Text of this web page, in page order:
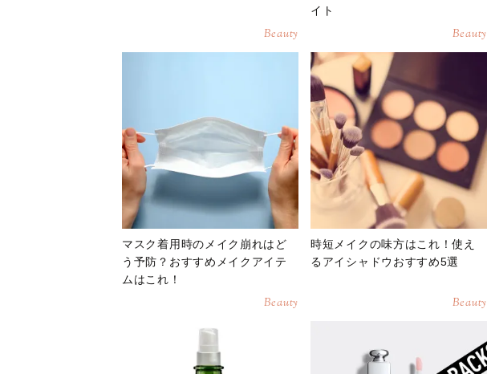
Beauty
イト
Beauty
マスク着用時のメイク崩れはど
う予防？おすすめメイクアイテ
ムはこれ！
Beauty
時短メイクの味方はこれ！使え
るアイシャドウおすすめ5選
Beauty